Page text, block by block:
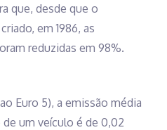
que, desde que o
em 1986, as
reduzidas em 98%.
Euro 5), a emissão média
um veículo é de 0,02